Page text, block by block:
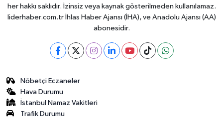
her hakkı saklıdır. İzinsiz veya kaynak gösterilmeden kullanılamaz.
liderhaber.com.tr İhlas Haber Ajansı (İHA), ve Anadolu Ajansı (AA)
abonesidir.
Nöbetçi Eczaneler
Hava Durumu
İstanbul Namaz Vakitleri
Trafik Durumu